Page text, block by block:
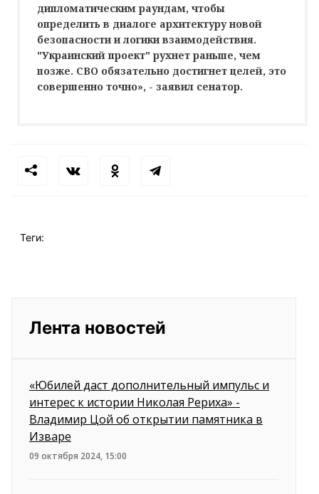
дипломатическим раундам, чтобы
определить в диалоге архитектуру новой
безопасности и логики взаимодействия.
"Украинский проект" рухнет раньше, чем
позже. СВО обязательно достигнет целей, это
совершенно точно», - заявил сенатор.
Теги:
Лента новостей
«Юбилей даст дополнительный импульс и
интерес к истории Николая Рериха» -
Владимир Цой об открытии памятника в
Изваре
09 октября 2024, 15:00